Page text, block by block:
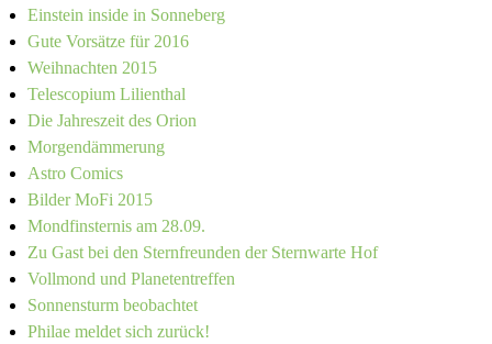
Einstein inside in Sonneberg
Gute Vorsätze für 2016
Weihnachten 2015
Telescopium Lilienthal
Die Jahreszeit des Orion
Morgendämmerung
Astro Comics
Bilder MoFi 2015
Mondfinsternis am 28.09.
Zu Gast bei den Sternfreunden der Sternwarte Hof
Vollmond und Planetentreffen
Sonnensturm beobachtet
Philae meldet sich zurück!